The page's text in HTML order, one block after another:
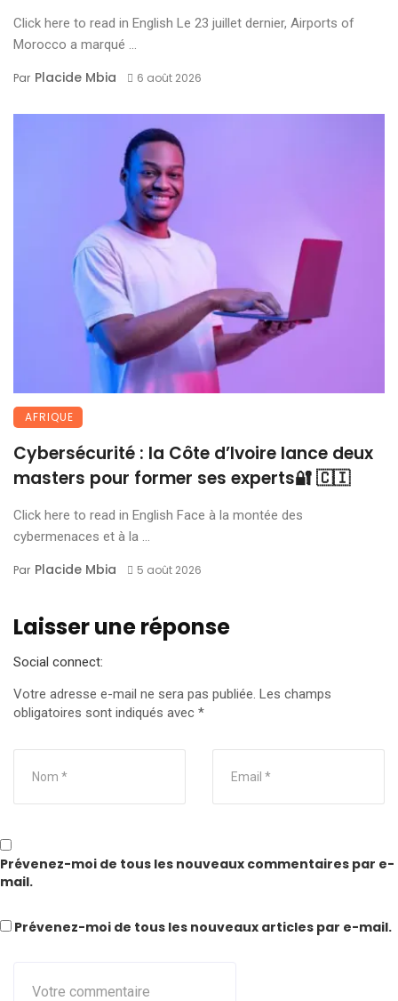
Click here to read in English Le 23 juillet dernier, Airports of
Morocco a marqué ...
Par Placide Mbia 6 août 2026
AFRIQUE
Cybersécurité : la Côte d’Ivoire lance deux
masters pour former ses experts🔐 🇨🇮
Click here to read in English Face à la montée des
cybermenaces et à la ...
Par Placide Mbia 5 août 2026
Laisser une réponse
Social connect:
Votre adresse e-mail ne sera pas publiée. Les champs
obligatoires sont indiqués avec *
Prévenez-moi de tous les nouveaux commentaires par e-
mail.
Prévenez-moi de tous les nouveaux articles par e-mail.